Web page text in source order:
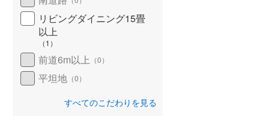
リビングダイニング15畳
以上
（1 ）
前道6m以上 （0）
平坦地 （0）
すべてのこだわりを見る